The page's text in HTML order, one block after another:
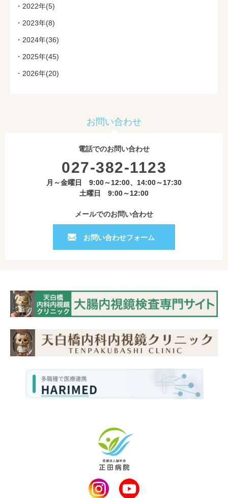
2022年(5)
2023年(8)
2024年(36)
2025年(45)
2026年(20)
お問い合わせ
電話でのお問い合わせ
027-382-1123
月～金曜日 9:00～12:00、14:00～17:30
土曜日 9:00～12:00
メールでのお問い合わせ
お問い合わせフォーム